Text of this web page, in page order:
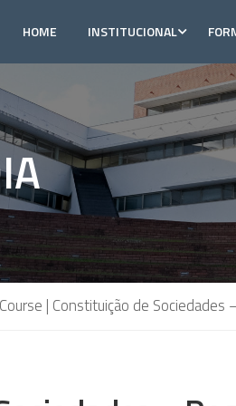
HOME INSTITUCIONAL
| Constituição de Sociedades